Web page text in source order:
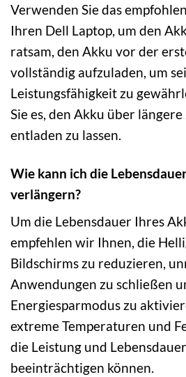
Verwenden Sie das
Ihren Dell Laptop, um den
ratsam, den Akku vor der
vollständig aufzuladen, um
Leistungsfähigkeit zu
Sie es, den Akku über
entladen zu lassen.
Wie kann ich die
verlängern?
Um die Lebensdauer Ihres
empfehlen wir Ihnen, die
Bildschirms zu reduzieren,
Anwendungen zu schließen
Energiesparmodus zu
extreme Temperaturen und
die Leistung und
beeinträchtigen können.